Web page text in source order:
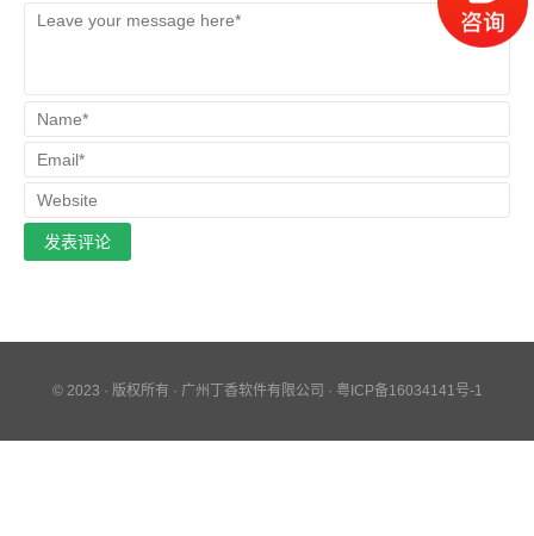
© 2023 · 版权所有 · 广州丁香软件有限公司 · 粤ICP备16034141号-1